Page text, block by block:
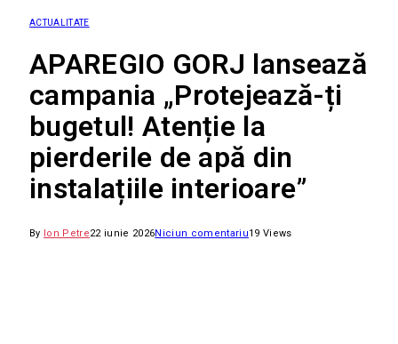
ACTUALITATE
APAREGIO GORJ lansează
campania „Protejează-ți
bugetul! Atenție la
pierderile de apă din
instalațiile interioare”
By Ion Petre22 iunie 2026Niciun comentariu19 Views